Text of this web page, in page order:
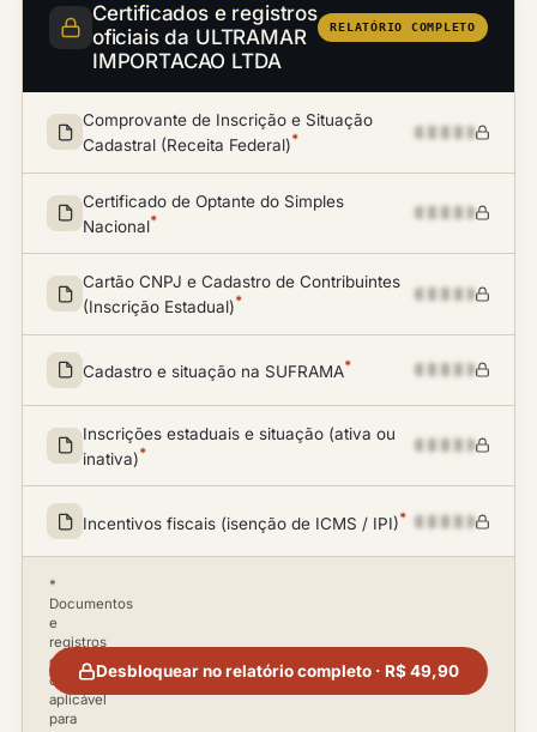
Certificados e registros
oficiais da ULTRAMAR
IMPORTACAO LTDA
RELATÓRIO COMPLETO
Comprovante de Inscrição e Situação
Cadastral (Receita Federal)*
Certificado de Optante do Simples
Nacional*
Cartão CNPJ e Cadastro de Contribuintes
(Inscrição Estadual)*
Cadastro e situação na SUFRAMA*
Inscrições estaduais e situação (ativa ou
inativa)*
Incentivos fiscais (isenção de ICMS / IPI)*
*
Documentos
e
registros
disponíveis
conforme
aplicável
para
Desbloquear no relatório completo · R$ 49,90